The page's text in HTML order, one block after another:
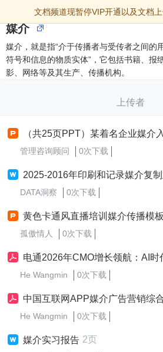
文档频道现暂停VIP开通以及文档
媒介
媒介，就是指“介于传播者与受传者之间的
符号和信息的物质实体”，它包括书籍、报
影、网络等及其生产、传播机构。
上传者
（共25页PPT）某着名企业媒介
管理咨询顾问 0次下载
2025-2016年印刷和记录媒介复制业(证监会Ⅱ)行业均值丶偿债丶营运
DATA洞察 0次下载
黄色卡通风直播培训媒介传播模板
孤傲情人 0次下载
电通2026年CMO增长领航：AI时代
He Wangmin 0次下载
中国互联网APP媒介广告营销综合价值典
He Wangmin 0次下载
媒介实习报告 2页